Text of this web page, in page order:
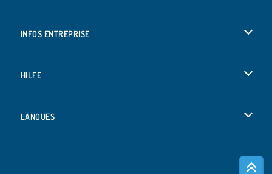
INFOS ENTREPRISE
HILFE
LANGUES